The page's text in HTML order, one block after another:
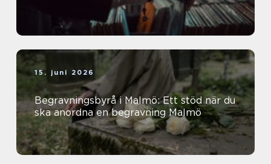
15. juni 2026
Begravningsbyrå i Malmö: Ett stöd när du
ska anordna en begravning Malmö